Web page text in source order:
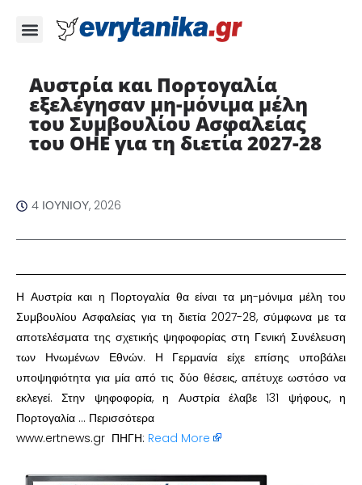
Αυστρία και Πορτογαλία
εξελέγησαν μη-μόνιμα μέλη
του Συμβουλίου Ασφαλείας
του ΟΗΕ για τη διετία 2027-28 ​
4 ΙΟΥΝΊΟΥ, 2026
​Η Αυστρία και η Πορτογαλία θα είναι τα μη-μόνιμα μέλη του
Συμβουλίου Ασφαλείας για τη διετία 2027-28, σύμφωνα με τα
αποτελέσματα της σχετικής ψηφοφορίας στη Γενική Συνέλευση
των Ηνωμένων Εθνών. Η Γερμανία είχε επίσης υποβάλει
υποψηφιότητα για μία από τις δύο θέσεις, απέτυχε ωστόσο να
εκλεγεί. Στην ψηφοφορία, η Αυστρία έλαβε 131 ψήφους, η
Πορτογαλία … Περισσότερα
www.ertnews.gr ΠΗΓΗ: Read More